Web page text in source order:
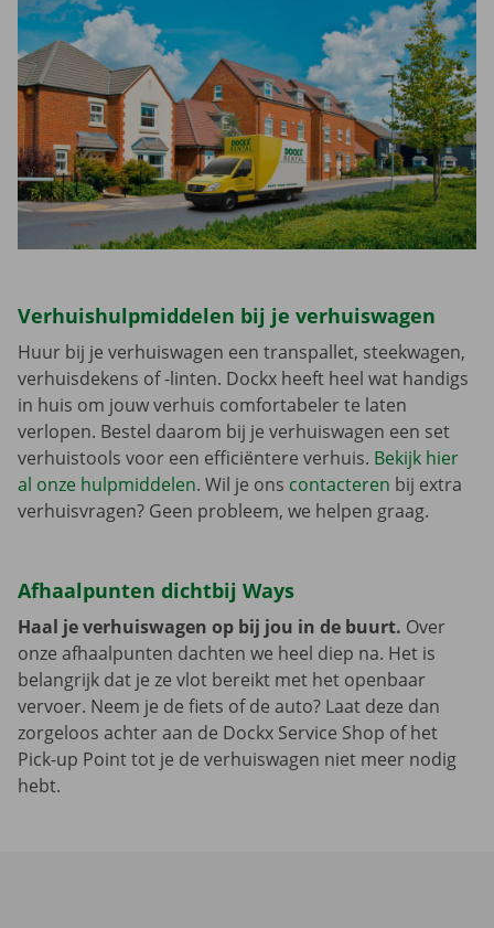
Verhuishulpmiddelen bij je verhuiswagen
Huur bij je verhuiswagen een transpallet, steekwagen,
verhuisdekens of -linten. Dockx heeft heel wat handigs
in huis om jouw verhuis comfortabeler te laten
verlopen. Bestel daarom bij je verhuiswagen een set
verhuistools voor een efficiëntere verhuis. Bekijk hier
al onze hulpmiddelen. Wil je ons contacteren bij extra
verhuisvragen? Geen probleem, we helpen graag.
Afhaalpunten dichtbij Ways
Haal je verhuiswagen op bij jou in de buurt. Over
onze afhaalpunten dachten we heel diep na. Het is
belangrijk dat je ze vlot bereikt met het openbaar
vervoer. Neem je de fiets of de auto? Laat deze dan
zorgeloos achter aan de Dockx Service Shop of het
Pick-up Point tot je de verhuiswagen niet meer nodig
hebt.